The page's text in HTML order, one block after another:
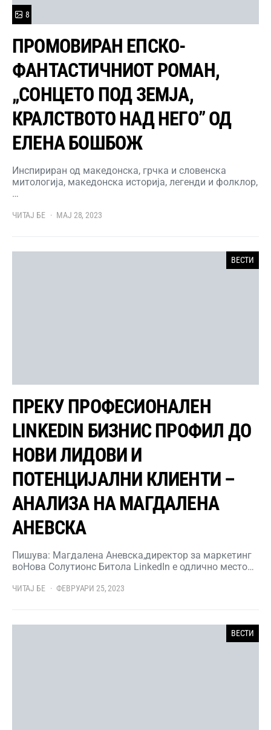
8
ПРОМОВИРАН ЕПСКО-
ФАНТАСТИЧНИОТ РОМАН,
„СОНЦЕТО ПОД ЗЕМЈА,
КРАЛСТВОТО НАД НЕГО” ОД
ЕЛЕНА БОШБОЖ
Инспириран од македонска, грчка и словенска
митологија, македонска историја, легенди и фолклор,
…
ЧИТАЈ БЕ МАЈ 28, 2023
ВЕСТИ
ПРЕКУ ПРОФЕСИОНАЛЕН
LINKEDIN БИЗНИС ПРОФИЛ ДО
НОВИ ЛИДОВИ И
ПОТЕНЦИЈАЛНИ КЛИЕНТИ –
АНАЛИЗА НА МАГДАЛЕНА
АНЕВСКА
Пишува: Магдалена Аневска,директор за маркетинг
воНова Солутионс Битола LinkedIn е одлично место…
ЧИТАЈ БЕ ФЕВРУАРИ 25, 2023
ВЕСТИ